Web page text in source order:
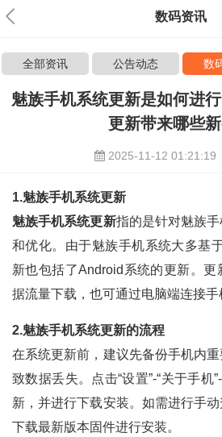
数码资讯
全部资讯 公告动态 数
魅族手机系统更新是如何进
更新带来哪些
2025-11-12 01:21:19
1.魅族手机系统更新
魅族手机系统更新指的是针对魅族
和优化。由于魅族手机系统大多基
新也包括了Android系统的更新。
据流量下载，也可通过电脑端连接手
2.魅族手机系统更新的流程
在系统更新前，建议先备份手机内
致数据丢失。点击“设置”-“关于手机
新，并进行下载安装。如需进行手
下载最新版本固件进行安装。